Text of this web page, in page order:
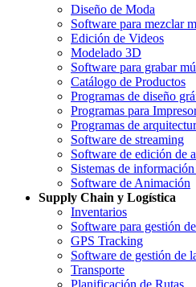
Diseño de Moda
Software para mezclar
Edición de Videos
Modelado 3D
Software para grabar
Catálogo de Productos
Programas de diseño
Programas para
Programas de
Software de streaming
Software de edición de
Sistemas de
Software de Animación
Supply Chain y Logística
Inventarios
Software para gestión
GPS Tracking
Software de gestión de
Transporte
Planificación de Rutas